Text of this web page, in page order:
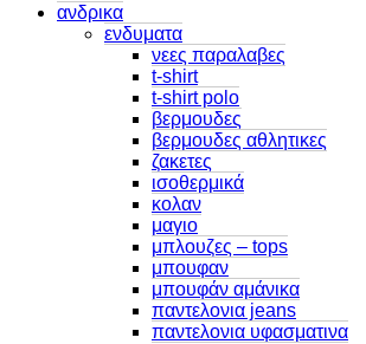
ανδρικα
ενδυματα
νεες παραλαβες
t-shirt
t-shirt polo
βερμουδες
βερμουδες αθλητικες
ζακετες
ισοθερμικά
κολαν
μαγιο
μπλουζες – tops
μπουφαν
μπουφάν αμάνικα
παντελονια jeans
παντελονια υφασματινα